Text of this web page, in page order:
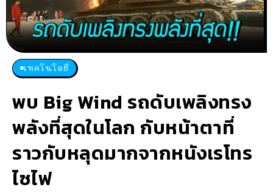
เทคโนโลยี
พบ Big Wind รถดับเพลิงทรง
พลังที่สุดในโลก กับหน้าตาที่
ราวกับหลุดมากจากหนังเรโทร
ไซไฟ